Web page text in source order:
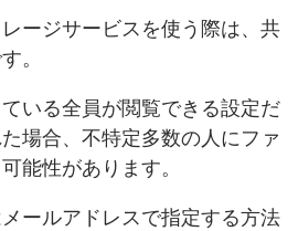
ージサービスを使う際は、共
。
いる全員が閲覧できる設定だ
場合、不特定多数の人にファ
能性があります。
ールアドレスで指定する方法